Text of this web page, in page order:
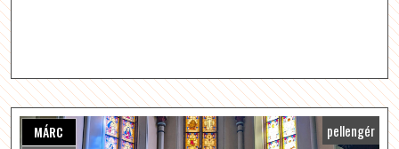
MÁRC
pellengér